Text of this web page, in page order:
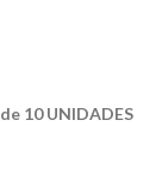
10 UNIDADES